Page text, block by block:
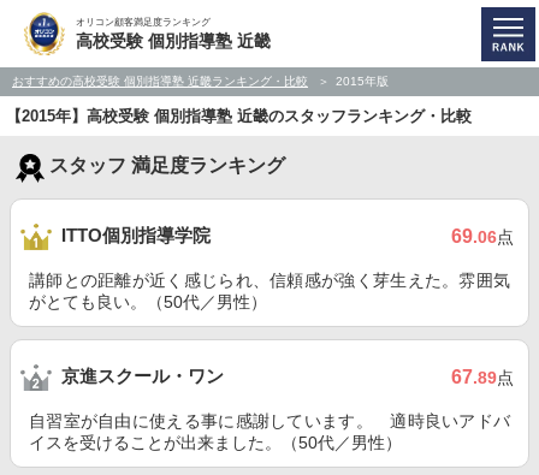
オリコン顧客満足度ランキング
高校受験 個別指導塾 近畿
おすすめの高校受験 個別指導塾 近畿ランキング・比較 2015年版
【2015年】高校受験 個別指導塾 近畿のスタッフランキング・比較
スタッフ 満足度ランキング
ITTO個別指導学院 69.06点
講師との距離が近く感じられ、信頼感が強く芽生えた。雰囲気
がとても良い。（50代／男性）
京進スクール・ワン 67.89点
自習室が自由に使える事に感謝しています。 適時良いアドバ
イスを受けることが出来ました。（50代／男性）